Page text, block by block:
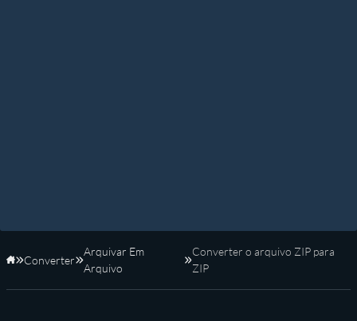
Início
Converter
Arquivar Em
Arquivo
Converter o arquivo ZIP para
ZIP